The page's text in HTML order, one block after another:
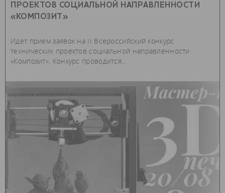
ПРОЕКТОВ СОЦИАЛЬНОЙ НАПРАВЛЕННОСТИ
«КОМПОЗИТ»
Идет прием заявок на II Всероссийский конкурс
технических проектов социальной направленности
«Композит». Конкурс проводится...